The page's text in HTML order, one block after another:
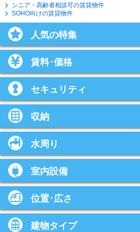
シニア・高齢者相談可の賃貸物件
SOHO向けの賃貸物件
人気の特集
賃料･価格
セキュリティ
収納
水周り
室内設備
位置･広さ
建物タイプ